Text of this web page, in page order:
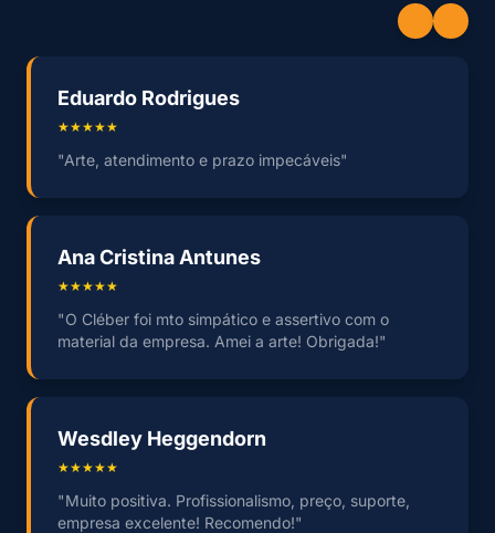
Eduardo Rodrigues
★★★★★
"Arte, atendimento e prazo impecáveis"
Ana Cristina Antunes
★★★★★
"O Cléber foi mto simpático e assertivo com o
material da empresa. Amei a arte! Obrigada!"
Wesdley Heggendorn
★★★★★
"Muito positiva. Profissionalismo, preço, suporte,
empresa excelente! Recomendo!"